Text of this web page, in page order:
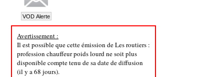
Avertissement :
Il est possible que cette émission de Les routiers :
profession chauffeur poids lourd ne soit plus
disponible compte tenu de sa date de diffusion
(il y a 68 jours).